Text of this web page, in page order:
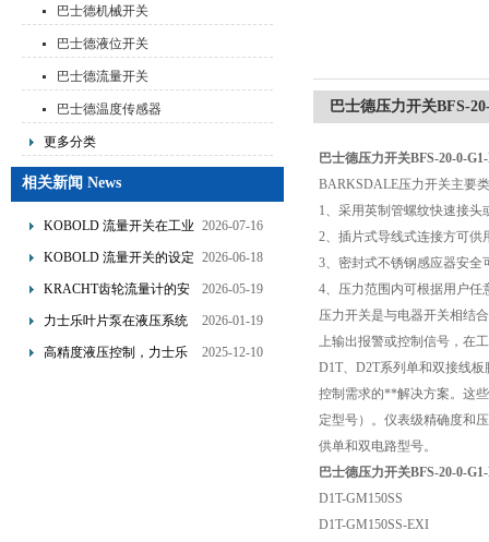
巴士德机械开关
巴士德液位开关
巴士德流量开关
巴士德温度传感器
更多分类
相关新闻 News
KOBOLD 流量开关在工业
管道水流量监测中的应用
2026-07-16
KOBOLD 流量开关的设定
流量调节与刻度指示
2026-06-18
KRACHT齿轮流量计的安
装要求：直管段、过滤器
2026-05-19
力士乐叶片泵在液压系统
中的应用分析
2026-01-19
高精度液压控制，力士乐
2025-12-10
巴士德压力开关BFS-
巴士德压力开关BFS-20-0-
BARKSDALE压力开关主要
1、采用英制管螺纹快速接
2、插片式导线式连接方可供
3、密封式不锈钢感应器安全
4、压力范围内可根据用户任
压力开关是与电器开关相结
上输出报警或控制信号，在
D1T、D2T系列单和双接线
控制需求的**解决方案。这
定型号）。仪表级精确度和
供单和双电路型号。
巴士德压力开关BFS-20-0-
D1T-GM150SS
D1T-GM150SS-EXI